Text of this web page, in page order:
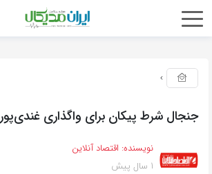
جنجال شرط پیکان برای واگذاری
نویسنده: اقتصاد آنلاین
1 سال پیش